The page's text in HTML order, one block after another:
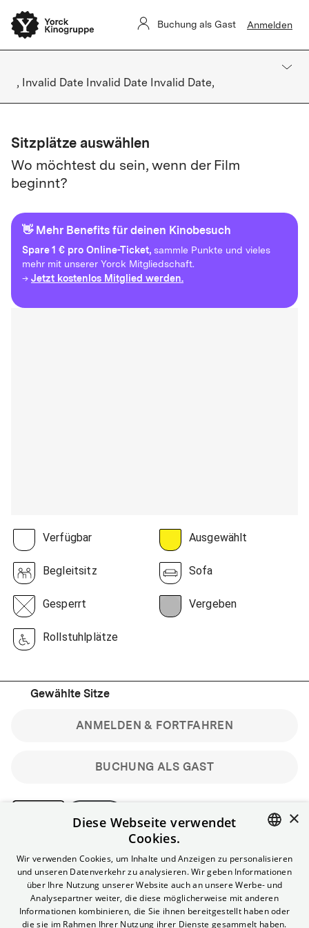
Buchung als Gast Anmelden
, Invalid Date Invalid Date Invalid Date,
Sitzplätze auswählen
Wo möchtest du sein, wenn der Film
beginnt?
👋 Mehr Benefits für deinen Kinobesuch
Spare1 € pro Online-Ticket, sammle Punkte und vieles
mehr mit unserer Yorck Mitgliedschaft.
→ Jetzt kostenlos Mitglied werden.
Verfügbar Ausgewählt
Begleitsitz Sofa
Gesperrt Vergeben
Rollstuhlplätze
Gewählte Sitze
BUCHUNG ALS GAST
ANMELDEN & FORTFAHREN
Bitte beachte: Gastbuchungen sind nicht stornierbar.
Registriere dich kostenlos für bis zu 90 min vor Filmbeginn
stornierbare Tickets für reguläre Vorstellungen.
Unlimited-Mitglied? Melde dich an, um deine Benefits
nutzen zu können.
ENGLISH
×
Diese Webseite verwendet
Cookies.
Wir verwenden Cookies, um Inhalte und Anzeigen zu personalisieren
und unseren Datenverkehr zu analysieren. Wir geben Informationen
über Ihre Nutzung unserer Website auch an unsere Werbe- und
Analysepartner weiter, die diese möglicherweise mit anderen
Informationen kombinieren, die Sie ihnen bereitgestellt haben oder
die sie im Rahmen Ihrer Nutzung ihrer Dienste gesammelt haben.